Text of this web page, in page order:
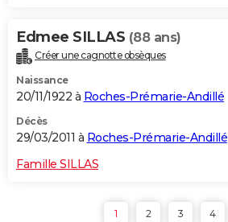
Edmee SILLAS (88 ans)
Créer une cagnotte obsèques
Naissance
20/11/1922 à Roches-Prémarie-Andillé
Décès
29/03/2011 à Roches-Prémarie-Andillé
Famille SILLAS
1 2 3 4